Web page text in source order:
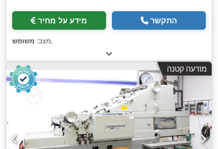
מידע על מחיר התקשר
מצב: משומש ,
מודעה קטנה